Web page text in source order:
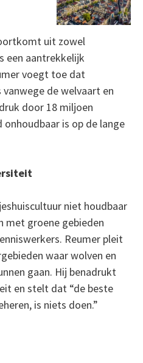
uit zowel
een aantrekkelijk
voegt toe dat
de welvaart en
door 18 miljoen
onhoudbaar is op de lange
niet houdbaar
met groene gebieden
Reumer pleit
waar wolven en
gaan. Hij benadrukt
en stelt dat “de beste
is niets doen.”